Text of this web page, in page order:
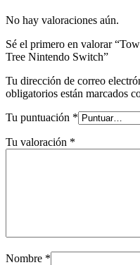
No hay valoraciones aún.
Sé el primero en valorar
Tree Nintendo Switch”
Tu dirección de correo
obligatorios están marcados
Tu puntuación *
Tu valoración *
Nombre *